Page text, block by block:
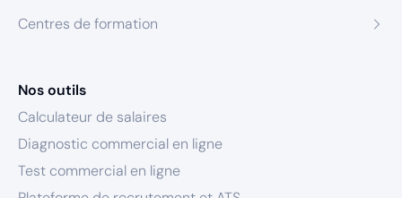
Centres de formation
Nos outils
Calculateur de salaires
Diagnostic commercial en ligne
Test commercial en ligne